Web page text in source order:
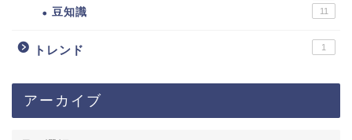
豆知識 11
トレンド 1
アーカイブ